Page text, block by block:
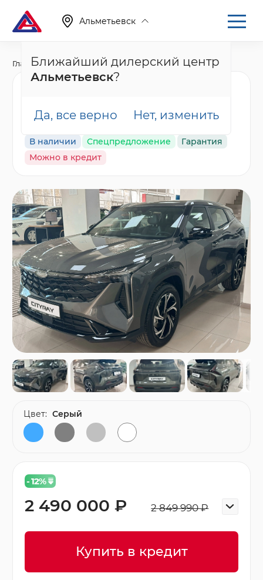
Альметьевск
Ближайший дилерский центр
Альметьевск?
Да, все верно Нет, изменить
Главная Каталог Новые автомобили Cityray
серый
В наличии Спецпредложение
Гарантия
Можно в кредит
- 12%
2 849 990 ₽
2 490 000 ₽
Купить в кредит
Цвет: Серый